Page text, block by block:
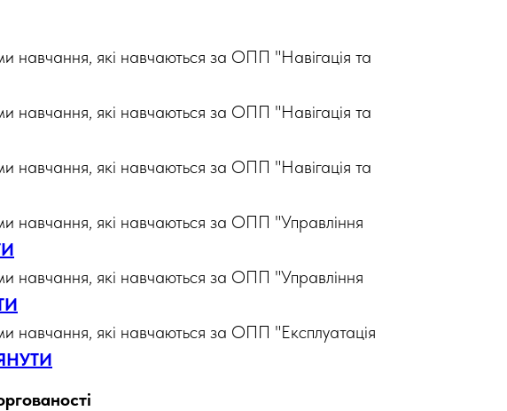
навчання, які навчаються за ОПП "Навігація та
навчання, які навчаються за ОПП "Навігація та
навчання, які навчаються за ОПП "Навігація та
навчання, які навчаються за ОПП "Управління
навчання, які навчаються за ОПП "Управління
навчання, які навчаються за ОПП "Експлуатація